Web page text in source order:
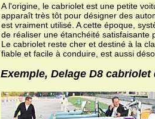
A l'origine, le cabriolet est une petite
apparaît très tôt pour désigner des
est vraiment utilisé. A cette époque,
de réaliser une étanchéité satisfaisante
Le cabriolet reste cher et destiné à la
fiable et facile à conduire, est aussi
Exemple, Delage D8 cabriolet